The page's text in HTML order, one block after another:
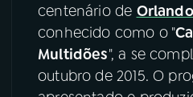
PODCASTS
06VIDEOCASTS
centenário de
conhecido como o "
Multidões", a se
outubro de 2015. O